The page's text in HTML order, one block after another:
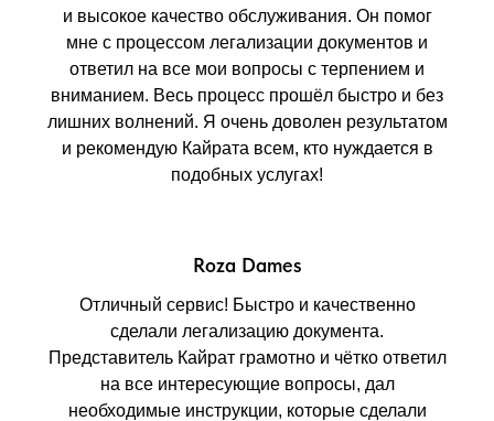
и высокое качество обслуживания. Он помог
мне с процессом легализации документов и
ответил на все мои вопросы с терпением и
вниманием. Весь процесс прошёл быстро и без
лишних волнений. Я очень доволен результатом
и рекомендую Кайрата всем, кто нуждается в
подобных услугах!
Roza Dames
Отличный сервис! Быстро и качественно
сделали легализацию документа.
Представитель Кайрат грамотно и чётко ответил
на все интересующие вопросы, дал
необходимые инструкции, которые сделали